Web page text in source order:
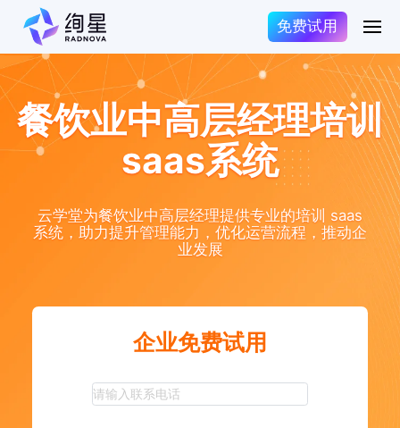
免费试用
餐饮业中高层经理培训
saas系统
云学堂为餐饮业中高层经理提供专业的培训 saas
系统，助力提升管理能力，优化运营流程，推动企
业发展
企业免费试用